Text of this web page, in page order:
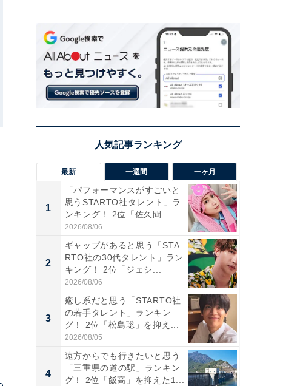
最新 一週間 一ヶ月
1
「パフォーマンスがすごいと
思うSTARTO社タレント」ラ
ンキング！ 2位「佐久間...
2026/08/06
2
ギャップがあると思う「STA
RTO社の30代タレント」ラン
キング！ 2位「ジェシ...
2026/08/06
3
癒し系だと思う「STARTO社
の若手タレント」ランキン
グ！ 2位「松島聡」を抑え...
2026/08/05
4
遠方からでも行きたいと思う
「三重県の道の駅」ランキン
グ！ 2位「飯高」を抑えた1...